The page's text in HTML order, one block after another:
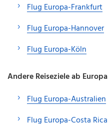
Flug Europa-Frankfurt
Flug Europa-Hannover
Flug Europa-Köln
Andere Reiseziele ab Europa
Flug Europa-Australien
Flug Europa-Costa Rica